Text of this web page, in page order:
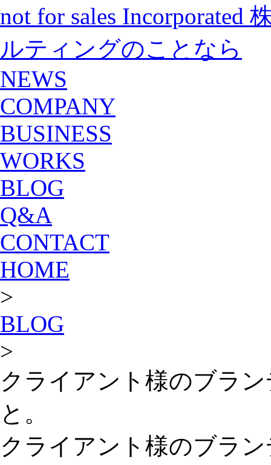
not for sales Incorporated
ルティングのことなら
NEWS
COMPANY
BUSINESS
WORKS
BLOG
Q&A
CONTACT
HOME
>
BLOG
>
クライアント様のブラ
と。
クライアント様のブラ